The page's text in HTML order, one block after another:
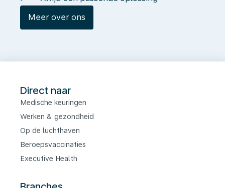
Meer over ons
Direct naar
Medische keuringen
Werken & gezondheid
Op de luchthaven
Beroepsvaccinaties
Executive Health